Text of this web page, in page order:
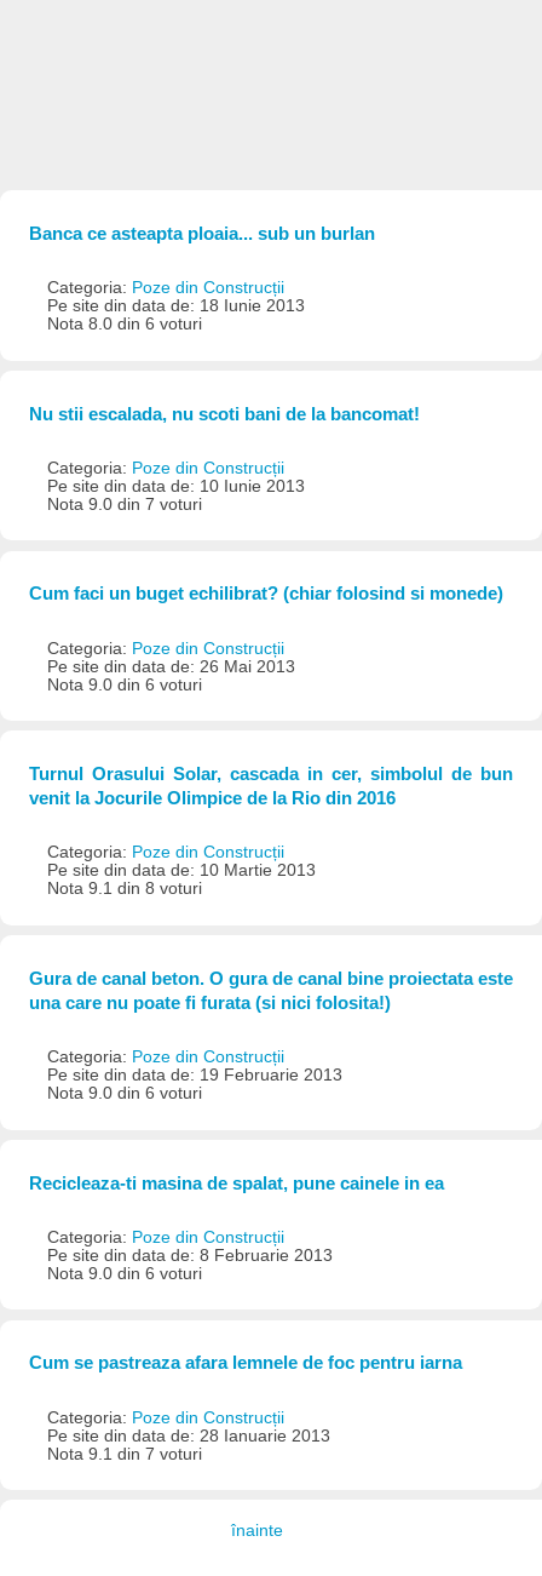
Banca ce asteapta ploaia... sub un burlan
Categoria: Poze din Construcții
Pe site din data de: 18 Iunie 2013
Nota 8.0 din 6 voturi
Nu stii escalada, nu scoti bani de la bancomat!
Categoria: Poze din Construcții
Pe site din data de: 10 Iunie 2013
Nota 9.0 din 7 voturi
Cum faci un buget echilibrat? (chiar folosind si monede)
Categoria: Poze din Construcții
Pe site din data de: 26 Mai 2013
Nota 9.0 din 6 voturi
Turnul Orasului Solar, cascada in cer, simbolul de bun
venit la Jocurile Olimpice de la Rio din 2016
Categoria: Poze din Construcții
Pe site din data de: 10 Martie 2013
Nota 9.1 din 8 voturi
Gura de canal beton. O gura de canal bine proiectata este
una care nu poate fi furata (si nici folosita!)
Categoria: Poze din Construcții
Pe site din data de: 19 Februarie 2013
Nota 9.0 din 6 voturi
Recicleaza-ti masina de spalat, pune cainele in ea
Categoria: Poze din Construcții
Pe site din data de: 8 Februarie 2013
Nota 9.0 din 6 voturi
Cum se pastreaza afara lemnele de foc pentru iarna
Categoria: Poze din Construcții
Pe site din data de: 28 Ianuarie 2013
Nota 9.1 din 7 voturi
înainte